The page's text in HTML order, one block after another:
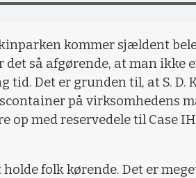
kommer sjældent
så afgørende, at man ikke
tid. Det er grunden til, at S. D.
på virksomhedens
op med reservedele til Case
holde folk kørende. Det er